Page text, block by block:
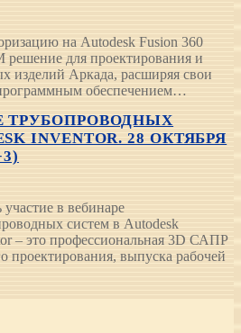
на Autodesk Fusion 360
для проектирования и
изделий Аркада, расширяя свои
обеспечением…
ТРУБОПРОВОДНЫХ
INVENTOR. 28 ОКТЯБРЯ
в вебинаре
систем в Autodesk
– это профессиональная 3D САПР
проектирования, выпуска рабочей